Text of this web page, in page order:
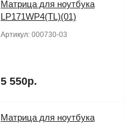
Матрица для ноутбука
LP171WP4(TL)(01)
Артикул: 000730-03
5 550р.
Матрица для ноутбука